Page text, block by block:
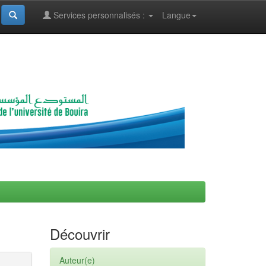
Langue
Services personnalisés :
Découvrir
Auteur(e)